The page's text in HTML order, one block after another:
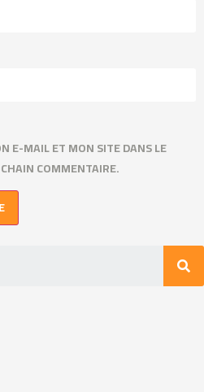
E-MAIL ET MON SITE DANS LE
COMMENTAIRE.